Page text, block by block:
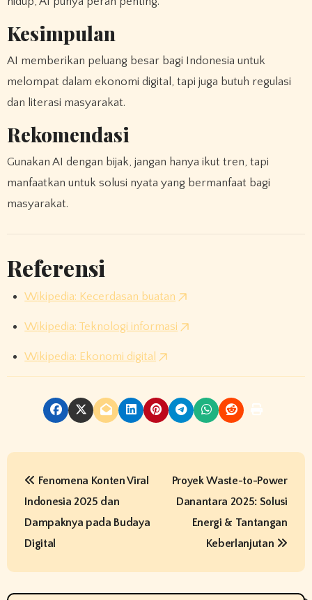
Kesimpulan
AI memberikan peluang besar bagi Indonesia untuk
melompat dalam ekonomi digital, tapi juga butuh regulasi
dan literasi masyarakat.
Rekomendasi
Gunakan AI dengan bijak, jangan hanya ikut tren, tapi
manfaatkan untuk solusi nyata yang bermanfaat bagi
masyarakat.
Referensi
Wikipedia: Kecerdasan buatan
Wikipedia: Teknologi informasi
Wikipedia: Ekonomi digital
P
n
Fenomena Konten Viral
Indonesia 2025 dan
Dampaknya pada Budaya
Digital
Proyek Waste-to-Power
Danantara 2025: Solusi
Energi & Tantangan
Keberlanjutan